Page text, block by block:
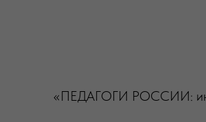
«ПЕДАГОГИ РОССИИ: